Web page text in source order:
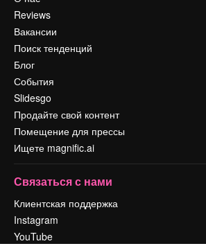
Reviews
Вакансии
Поиск тенденций
Блог
События
Slidesgo
Продайте свой контент
Помещение для прессы
Ищете magnific.ai
Связаться с нами
Клиентская поддержка
Instagram
YouTube